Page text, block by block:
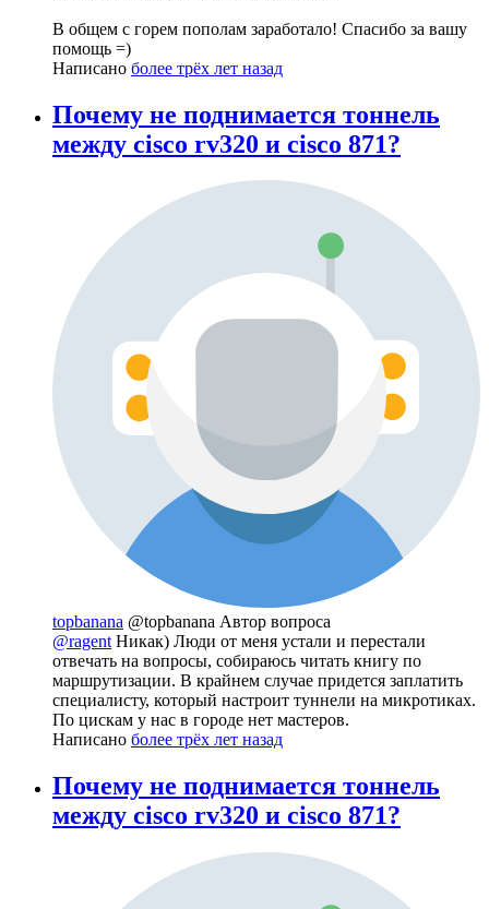
В общем с горем пополам заработало! Спасибо за вашу
помощь =)
Написано более трёх лет назад
Почему не поднимается тоннель
между cisco rv320 и cisco 871?
topbanana @topbanana Автор вопроса
@ragentНикак) Люди от меня устали и перестали
отвечать на вопросы, собираюсь читать книгу по
маршрутизации. В крайнем случае придется заплатить
специалисту, который настроит туннели на микротиках.
По цискам у нас в городе нет мастеров.
Написано более трёх лет назад
Почему не поднимается тоннель
между cisco rv320 и cisco 871?